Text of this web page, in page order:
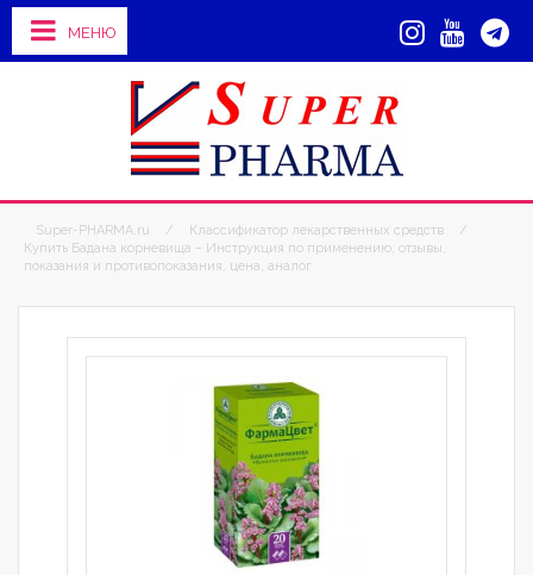
МЕНЮ
Super-PHARMA.ru / Классификатор лекарственных средств
/
Купить Бадана корневища – Инструкция по применению, отзывы,
показания и противопоказания, цена, аналог